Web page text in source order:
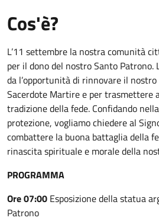
Cos'è?
L’11 settembre la nostra comunità
per il dono del nostro Santo Patrono.
da l’opportunità di rinnovare il
Sacerdote Martire e per trasmettere
tradizione della fede. Confidando
protezione, vogliamo chiedere al
combattere la buona battaglia della
rinascita spirituale e morale della
PROGRAMMA
Ore 07:00 Esposizione della statua
Patrono